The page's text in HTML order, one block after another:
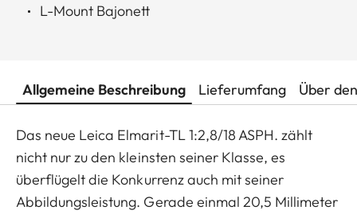
L-Mount Bajonett
Allgemeine Beschreibung Lieferumfang Über
Das neue Leica Elmarit-TL 1:2,8/18 ASPH. zählt
nicht nur zu den kleinsten seiner Klasse, es
überflügelt die Konkurrenz auch mit seiner
Abbildungsleistung. Gerade einmal 20,5 Millimeter